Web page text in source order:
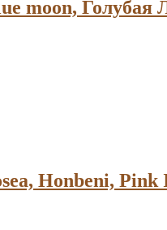
moon, Голубая
Honbeni, Pink